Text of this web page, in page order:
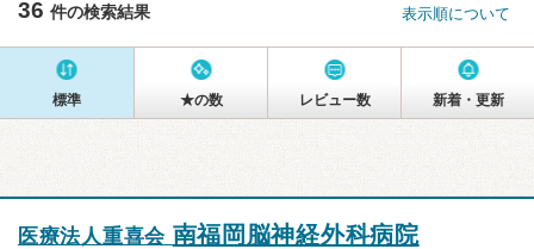
36 件の検索結果 表示順について
標準 ★の数 レビュー数 新着・更新
医療法人重喜会 南福岡脳神経外科病院